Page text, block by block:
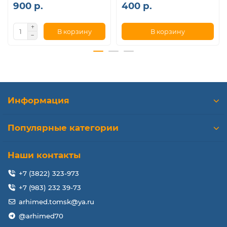
Dual Core (требования по теплоотводу, TDP 35Вт):
Celeron (B800, B810, B815, B820, B830, B840, 1000M,
1005M, 1020E, 1020M);
2332M, 2348M, 2350M, 2370M, 3110M, 3120ME, 3120M,
2510E, SR048 i5-2520M, SR044 i5-2540M, SR0MZ i5-
SR0MV i5-3360M, 3380M, SR0QJ i5-3610ME);
Core i7 (2620M, 2640M, 3520M, 3540M);
Quad Core (требования по теплоотводу, TDP 45-55Вт):
Core i7 (2630QM, 2670QM, 2710QE, 2720QM, 2760QM,
900 р.
В корзину
400 р.
В корзину
Информация
Популярные категории
Наши контакты
+7 (3822) 323-973
+7 (983) 232 39-73
arhimed.tomsk@ya.ru
@arhimed70